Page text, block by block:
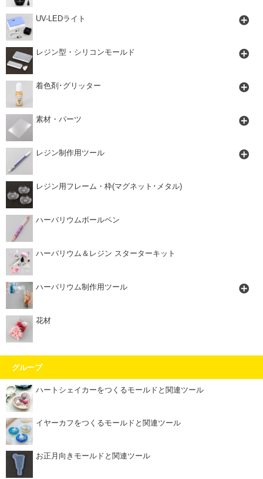
UV-LEDライト
レジン型・シリコンモールド
着色剤･グリッター
素材・パーツ
レジン制作用ツール
レジン用フレーム・枠(マグネット･メタル)
ハーバリウムボールペン
ハーバリウム＆レジン スターターキット
ハーバリウム制作用ツール
花材
グループ
ハートシェイカーをつくるモールドと関連ツール
イヤーカフをつくるモールドと関連ツール
お正月向きモールドと関連ツール